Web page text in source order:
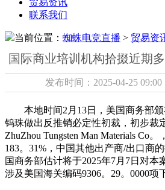
贸易资讯
联系我们
当前位置： 蜘蛛电竞直播 > 贸易资
国际商业培训机构拾掇近期
发布时间：2025-04-25
本地时间2月13日，美国商务部颁
钨珠做出反推销必定性初裁，初步裁
ZhuZhou Tungsten Man Materials Co
183。31%，中国其他出产商/出口商
国商务部估计将于2025年7月7日对本
涉及美国海关编码9306。29。0000项